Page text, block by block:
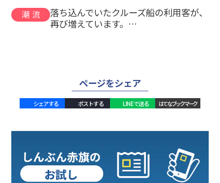
潮流
落ち込んでいたクルーズ船の利用客が、
再び増えています。…
ページをシェア
シェアする ポストする LINEで送る はてなブックマーク